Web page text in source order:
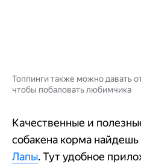
Топпинги также можно давать
чтобы побаловать любимчика
Качественные и
собакена корма найдешь
Лапы. Тут удобное